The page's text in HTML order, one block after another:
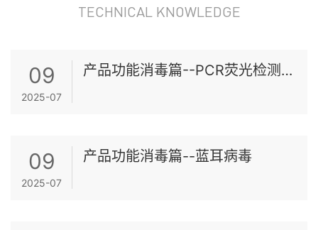
TECHNICAL KNOWLEDGE
09
2025-07
产品功能消毒篇--PCR荧光检测办
09
2025-07
产品功能消毒篇--蓝耳病毒